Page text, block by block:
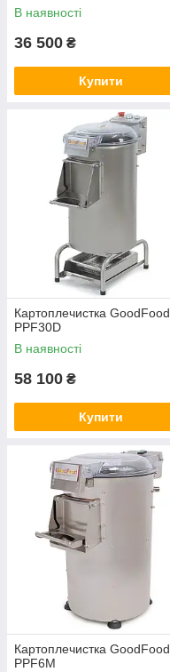
В наявності
36 500 ₴
Купити
Картоплечистка GoodFood
PPF30D
В наявності
58 100 ₴
Купити
Картоплечистка GoodFood
PPF6M